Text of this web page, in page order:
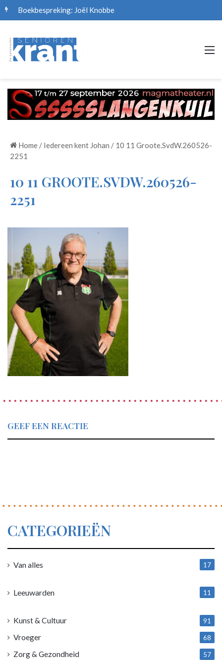
Boekbespreking: Joël Knobbe
Home / Iedereen kent Johan / 10 11 Groote.SvdW.260526-
2251
10 11 GROOTE.SVDW.260526-
2251
GEEF EEN REACTIE
CATEGORIEËN
Van alles
17
Leeuwarden
11
Kunst & Cultuur 91
Vroeger 68
Zorg & Gezondheid 57